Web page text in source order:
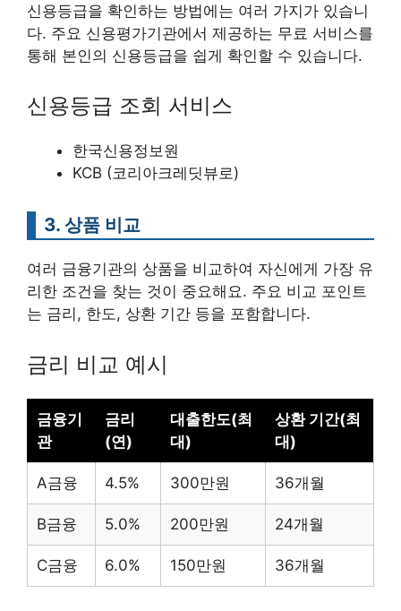
신용등급을 확인하는 방법에는 여러 가지가 있습니
다. 주요 신용평가기관에서 제공하는 무료 서비스를
통해 본인의 신용등급을 쉽게 확인할 수 있습니다.
신용등급 조회 서비스
한국신용정보원
KCB (코리아크레딧뷰로)
3. 상품 비교
여러 금융기관의 상품을 비교하여 자신에게 가장 유
리한 조건을 찾는 것이 중요해요. 주요 비교 포인트
는 금리, 한도, 상환 기간 등을 포함합니다.
금리 비교 예시
금융기
관
금리
(연)
대출한도(최
대)
상환 기간(최
대)
A금융 4.5% 300만원 36개월
B금융 5.0% 200만원 24개월
C금융 6.0% 150만원 36개월